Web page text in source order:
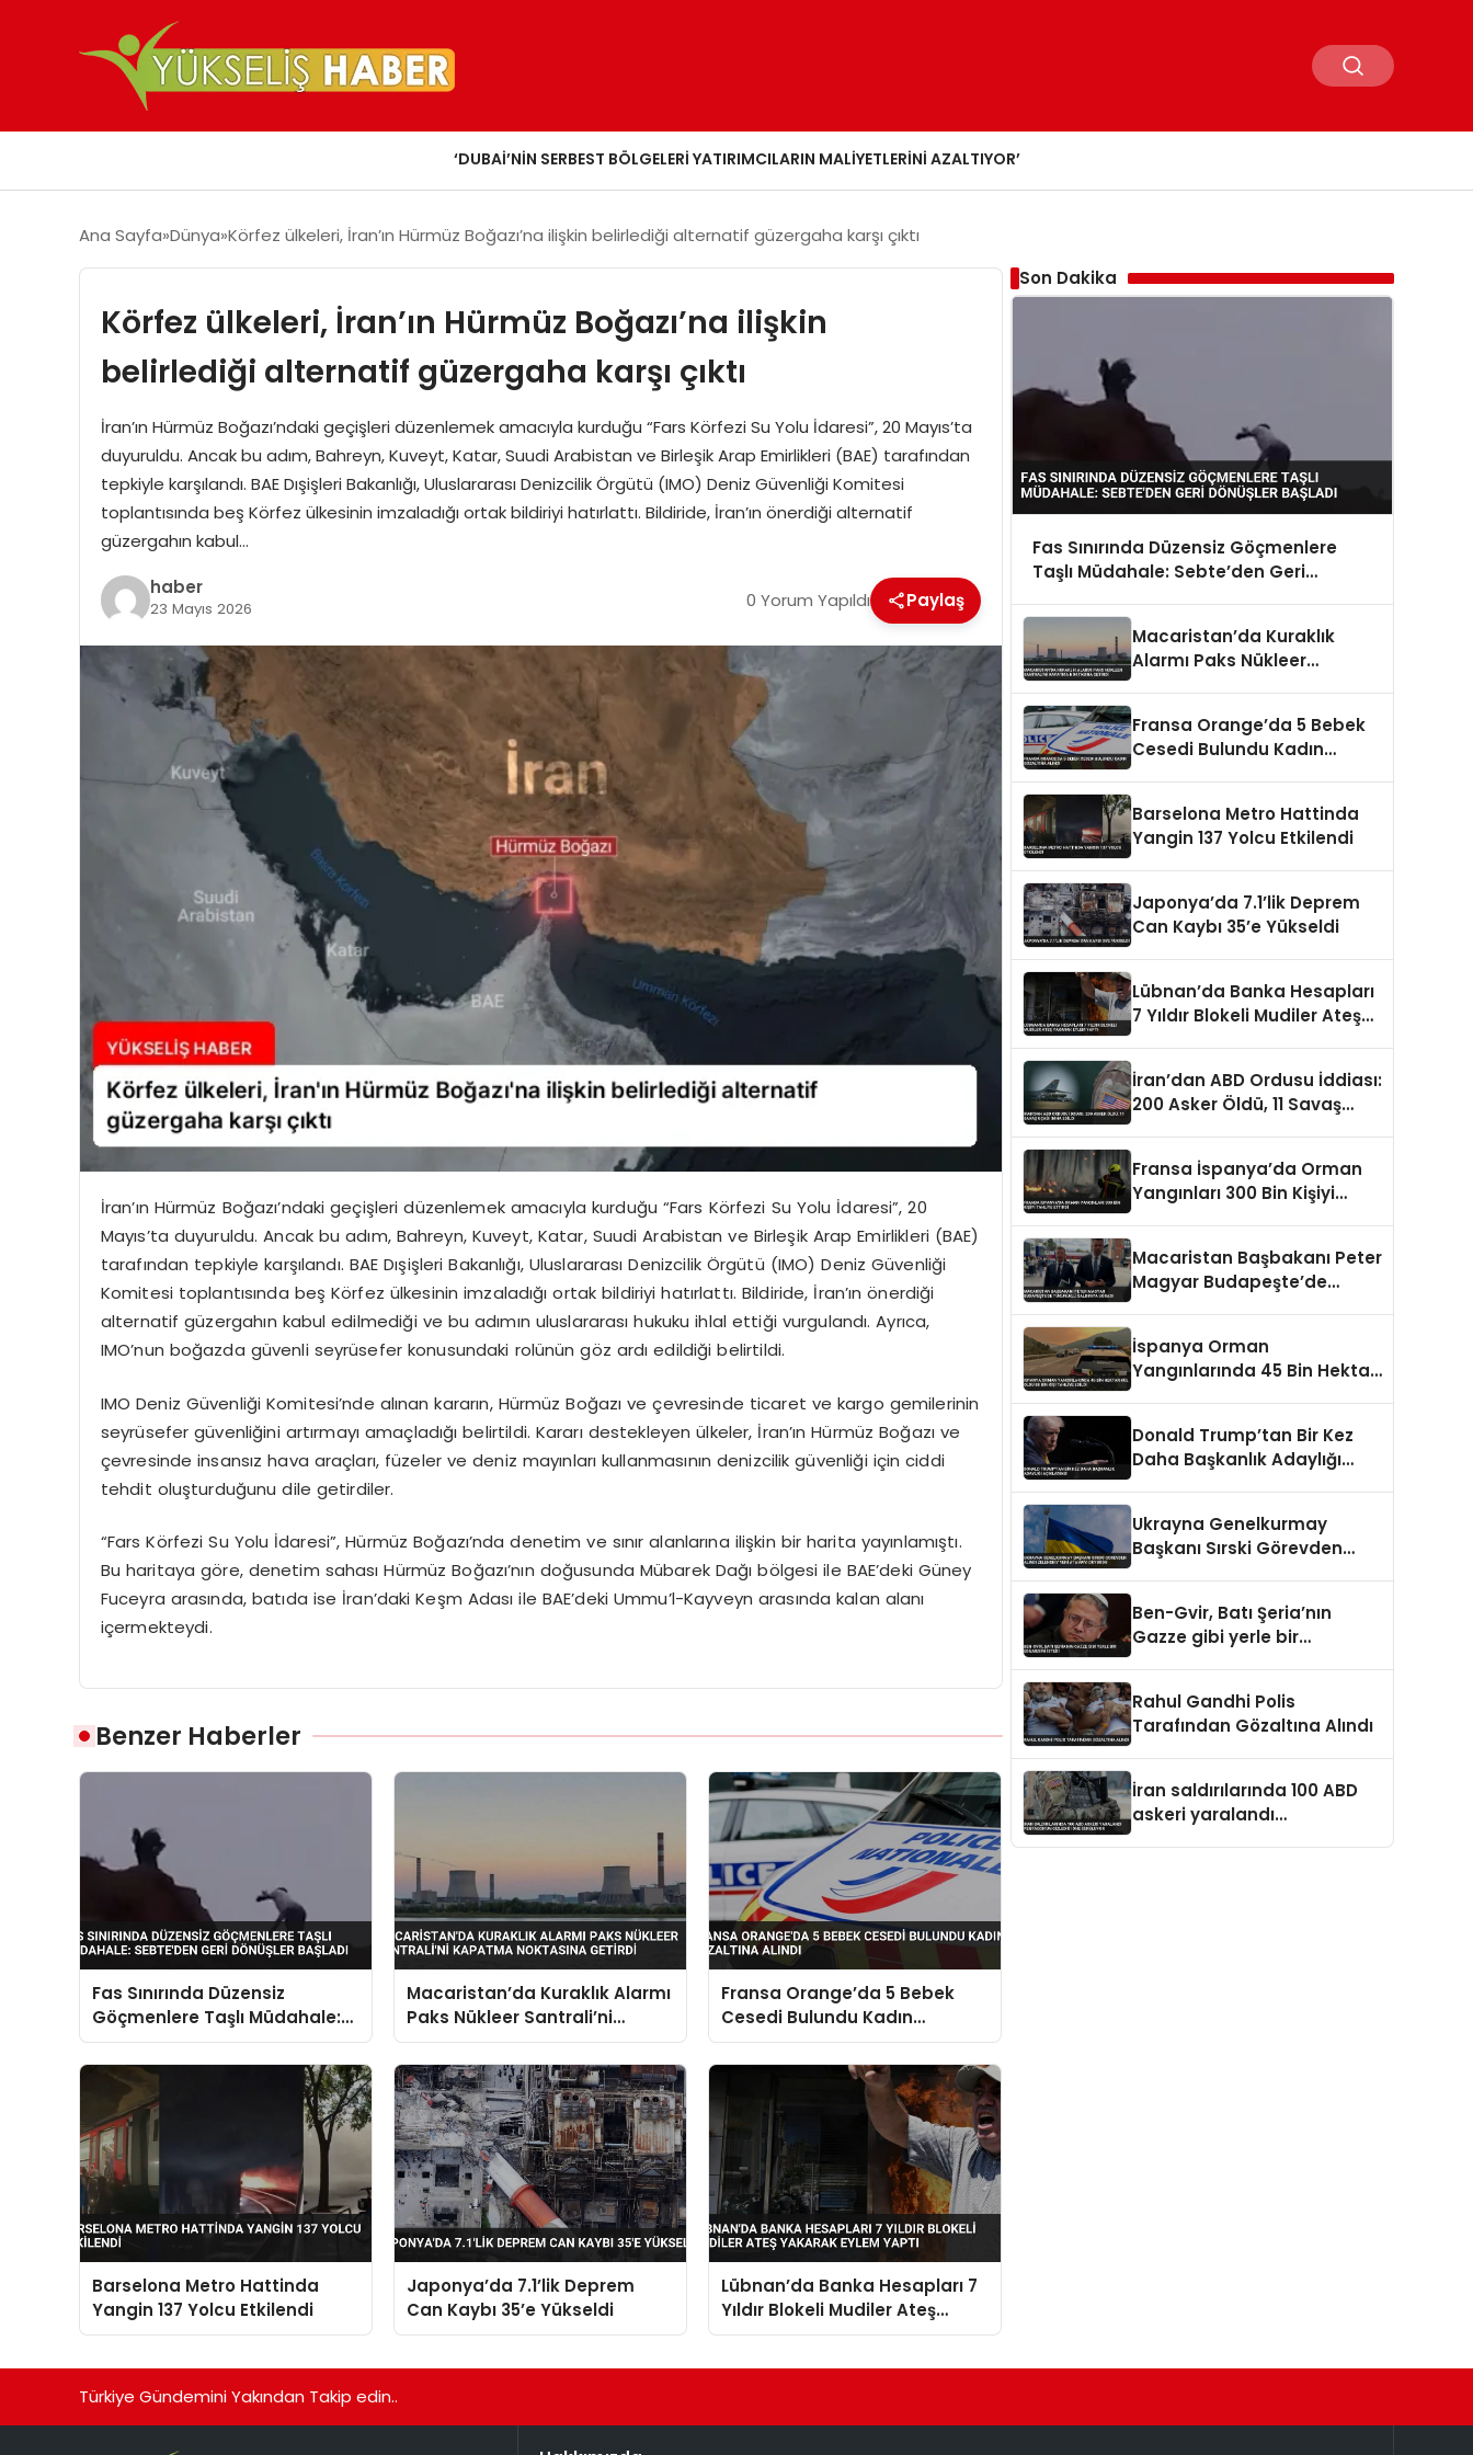
‘DUBAI’NIN SERBEST BÖLGELERI YATIRIMCILARIN MALIYETLERINI AZALTIYOR’
Ana Sayfa Dünya Körfez ülkeleri, İran’ın Hürmüz Boğazı’na ilişkin belirlediği alternatif güzergaha karşı çıktı
Körfez ülkeleri, İran’ın Hürmüz Boğazı’na ilişkin
belirlediği alternatif güzergaha karşı çıktı
İran’ın Hürmüz Boğazı’ndaki geçişleri düzenlemek amacıyla kurduğu “Fars Körfezi Su Yolu İdaresi”, 20 Mayıs’ta
duyuruldu. Ancak bu adım, Bahreyn, Kuveyt, Katar, Suudi Arabistan ve Birleşik Arap Emirlikleri (BAE) tarafından
tepkiyle karşılandı. BAE Dışişleri Bakanlığı, Uluslararası Denizcilik Örgütü (IMO) Deniz Güvenliği Komitesi
toplantısında beş Körfez ülkesinin imzaladığı ortak bildiriyi hatırlattı. Bildiride, İran’ın önerdiği alternatif
güzergahın kabul…
haber
23 Mayıs 2026 0 Yorum Yapıldı Paylaş
İran’ın Hürmüz Boğazı’ndaki geçişleri düzenlemek amacıyla kurduğu “Fars Körfezi Su Yolu İdaresi”, 20
Mayıs’ta duyuruldu. Ancak bu adım, Bahreyn, Kuveyt, Katar, Suudi Arabistan ve Birleşik Arap Emirlikleri (BAE)
tarafından tepkiyle karşılandı. BAE Dışişleri Bakanlığı, Uluslararası Denizcilik Örgütü (IMO) Deniz Güvenliği
Komitesi toplantısında beş Körfez ülkesinin imzaladığı ortak bildiriyi hatırlattı. Bildiride, İran’ın önerdiği
alternatif güzergahın kabul edilmediği ve bu adımın uluslararası hukuku ihlal ettiği vurgulandı. Ayrıca,
IMO’nun boğazda güvenli seyrüsefer konusundaki rolünün göz ardı edildiği belirtildi.
IMO Deniz Güvenliği Komitesi’nde alınan kararın, Hürmüz Boğazı ve çevresinde ticaret ve kargo gemilerinin
seyrüsefer güvenliğini artırmayı amaçladığı belirtildi. Kararı destekleyen ülkeler, İran’ın Hürmüz Boğazı ve
çevresinde insansız hava araçları, füzeler ve deniz mayınları kullanmasının denizcilik güvenliği için ciddi
tehdit oluşturduğunu dile getirdiler.
“Fars Körfezi Su Yolu İdaresi”, Hürmüz Boğazı’nda denetim ve sınır alanlarına ilişkin bir harita yayınlamıştı.
Bu haritaya göre, denetim sahası Hürmüz Boğazı’nın doğusunda Mübarek Dağı bölgesi ile BAE’deki Güney
Fuceyra arasında, batıda ise İran’daki Keşm Adası ile BAE’deki Ummu’l-Kayveyn arasında kalan alanı
içermekteydi.
Benzer Haberler
Fas Sınırında Düzensiz
Göçmenlere Taşlı Müdahale:
Sebte’den Geri Dönüşler
Başladı
Macaristan’da Kuraklık Alarmı
Paks Nükleer Santrali’ni
Kapatma Noktasına Getirdi
Fransa Orange’da 5 Bebek
Cesedi Bulundu Kadın
Gözaltına Alındı
Barselona Metro Hattinda
Yangin 137 Yolcu Etkilendi
Japonya’da 7.1’lik Deprem
Can Kaybı 35’e Yükseldi
Lübnan’da Banka Hesapları 7
Yıldır Blokeli Mudiler Ateş
Yakarak Eylem Yaptı
Son Dakika
Fas Sınırında Düzensiz Göçmenlere
Taşlı Müdahale: Sebte’den Geri
Macaristan’da Kuraklık
Alarmı Paks Nükleer
Fransa Orange’da 5 Bebek
Cesedi Bulundu Kadın
Barselona Metro Hattinda
Yangin 137 Yolcu Etkilendi
Japonya’da 7.1’lik Deprem
Can Kaybı 35’e Yükseldi
Lübnan’da Banka Hesapları
7 Yıldır Blokeli Mudiler Ateş
İran’dan ABD Ordusu İddiası:
200 Asker Öldü, 11 Savaş
Fransa İspanya’da Orman
Yangınları 300 Bin Kişiyi
Macaristan Başbakanı Peter
Magyar Budapeşte’de
İspanya Orman
Yangınlarında 45 Bin Hektar
Donald Trump’tan Bir Kez
Daha Başkanlık Adaylığı
Ukrayna Genelkurmay
Başkanı Sırski Görevden
Ben-Gvir, Batı Şeria’nın
Gazze gibi yerle bir
Rahul Gandhi Polis
Tarafından Gözaltına Alındı
İran saldırılarında 100 ABD
askeri yaralandı
Türkiye Gündemini Yakından Takip edin..